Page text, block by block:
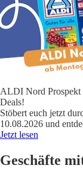
ALDI Nord Prospekt
Deals!
Stöbert euch jetzt
10.08.2026 und
Jetzt lesen
Geschäfte